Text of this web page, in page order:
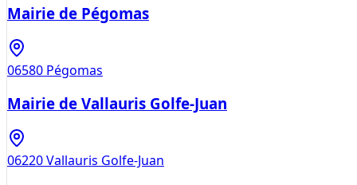
Mairie de Pégomas
06580 Pégomas
Mairie de Vallauris Golfe-Juan
06220Vallauris Golfe-Juan